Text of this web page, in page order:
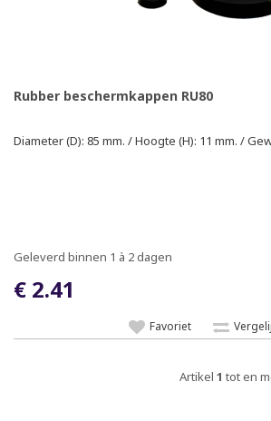
Rubber beschermkappen RU80
Diameter (D): 85 mm. / Hoogte (H): 11 mm. /
Geleverd binnen 1 à 2 dagen
€ 2.41
Favoriet
Artikel 1 tot en